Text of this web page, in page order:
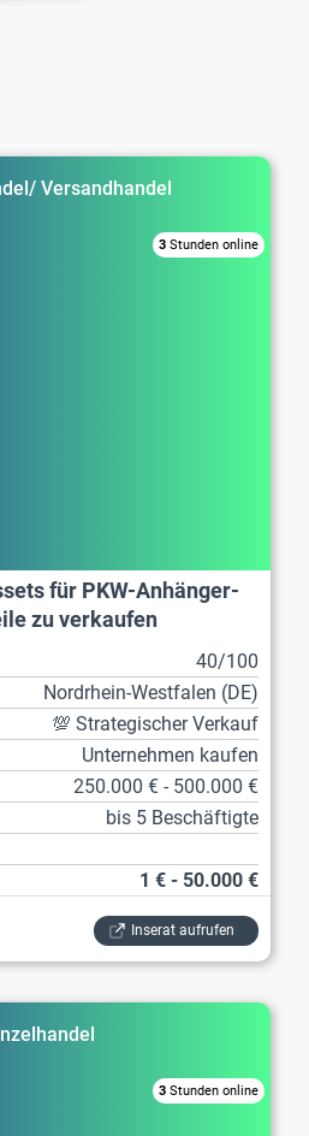
Versandhandel
3 Stunden online
für PKW-Anhänger-
zu verkaufen
40/100
Nordrhein-Westfalen (DE)
💯 Strategischer Verkauf
Unternehmen kaufen
250.000 € - 500.000 €
bis 5 Beschäftigte
1 € - 50.000 €
Inserat aufrufen
3 Stunden online